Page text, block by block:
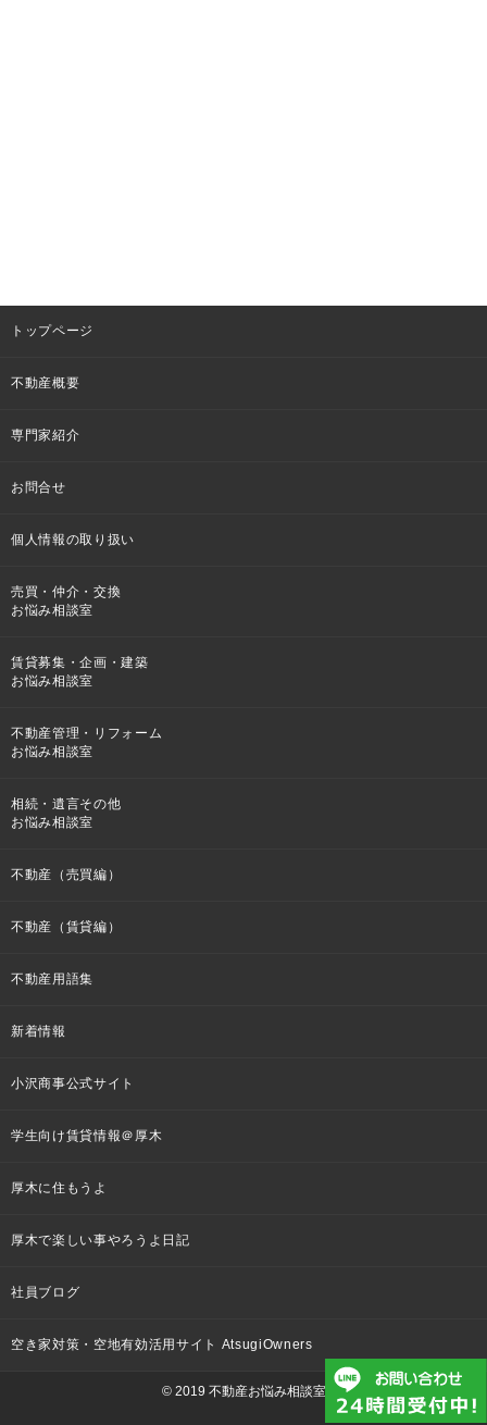
トップページ
不動産概要
専門家紹介
お問合せ
個人情報の取り扱い
売買・仲介・交換
お悩み相談室
賃貸募集・企画・建築
お悩み相談室
不動産管理・リフォーム
お悩み相談室
相続・遺言その他
お悩み相談室
不動産（売買編）
不動産（賃貸編）
不動産用語集
新着情報
小沢商事公式サイト
学生向け賃貸情報＠厚木
厚木に住もうよ
厚木で楽しい事やろうよ日記
社員ブログ
空き家対策・空地有効活用サイト AtsugiOwners
© 2019 不動産お悩み相談室